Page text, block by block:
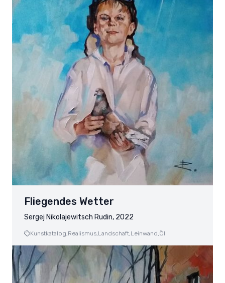
Fliegendes Wetter
Sergej Nikolajewitsch Rudin, 2022
Kunstkatalog,Realismus,Landschaft,Leinwand,Öl